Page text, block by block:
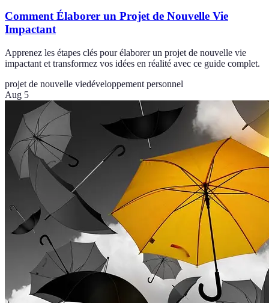
Comment Élaborer un Projet de Nouvelle Vie
Impactant
Apprenez les étapes clés pour élaborer un projet de nouvelle vie
impactant et transformez vos idées en réalité avec ce guide complet.
projet de nouvelle viedéveloppement personnel
Aug 5